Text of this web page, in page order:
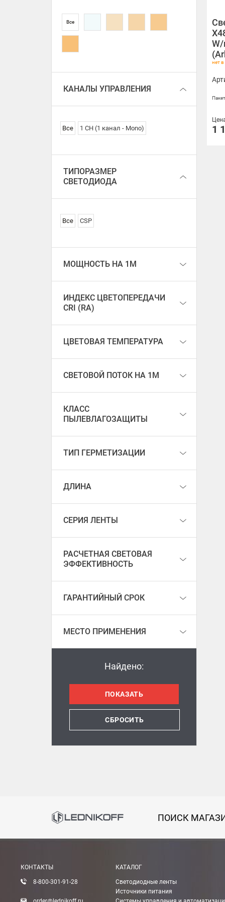
Все
КАНАЛЫ УПРАВЛЕНИЯ
Все 1 CH (1 канал - Mono)
ТИПОРАЗМЕР
СВЕТОДИОДА
Все CSP
МОЩНОСТЬ НА 1М
ИНДЕКС ЦВЕТОПЕРЕДАЧИ
CRI (RA)
ЦВЕТОВАЯ ТЕМПЕРАТУРА
СВЕТОВОЙ ПОТОК НА 1М
КЛАСС
ПЫЛЕВЛАГОЗАЩИТЫ
ТИП ГЕРМЕТИЗАЦИИ
ДЛИНА
СЕРИЯ ЛЕНТЫ
РАСЧЕТНАЯ СВЕТОВАЯ
ЭФФЕКТИВНОСТЬ
ГАРАНТИЙНЫЙ СРОК
МЕСТО ПРИМЕНЕНИЯ
Найдено:
СБРОСИТЬ
W/
нет
1
ПОИСК
КОНТАКТЫ
8-800-301-91-28
КАТАЛОГ
Светодиодные ленты
Источники питания